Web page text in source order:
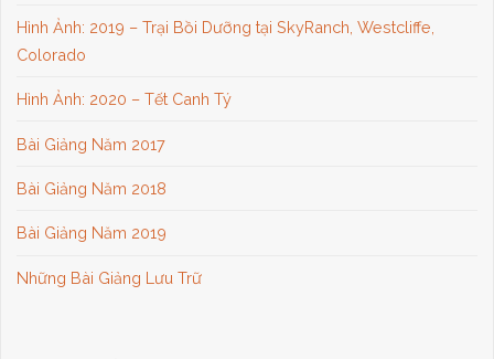
Hình Ảnh: 2019 – Trại Bồi Dưỡng tại SkyRanch, Westcliffe,
Colorado
Hình Ảnh: 2020 – Tết Canh Tý
Bài Giảng Năm 2017
Bài Giảng Năm 2018
Bài Giảng Năm 2019
Những Bài Giảng Lưu Trữ